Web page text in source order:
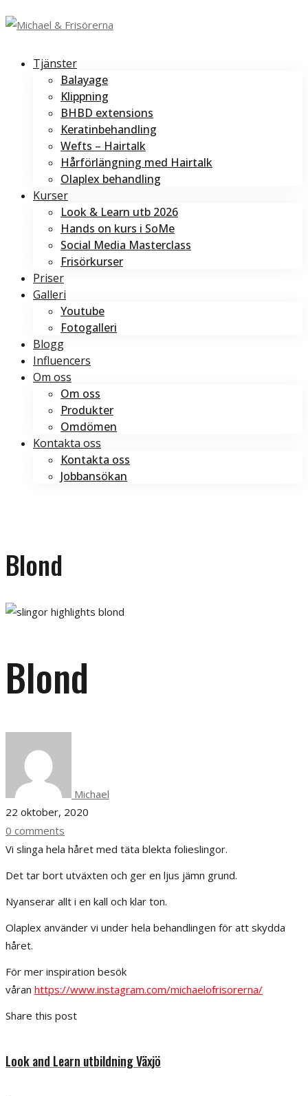
Tjänster
Balayage
Klippning
BHBD extensions
Keratinbehandling
Wefts – Hairtalk
Hårförlängning med Hairtalk
Olaplex behandling
Kurser
Look & Learn utb 2026
Hands on kurs i SoMe
Social Media Masterclass
Frisörkurser
Priser
Galleri
Youtube
Fotogalleri
Blogg
Influencers
Om oss
Om oss
Produkter
Omdömen
Kontakta oss
Kontakta oss
Jobbansökan
Blond
Blond
Michael
22 oktober, 2020
0 comments
Vi slinga hela håret med täta blekta folieslingor.
Det tar bort utväxten och ger en ljus jämn grund.
Nyanserar allt i en kall och klar ton.
Olaplex använder vi under hela behandlingen för att skydda
håret.
För mer inspiration besök
våran https://www.instagram.com/michaelofrisorerna/
Share this post
Look and Learn utbildning Växjö